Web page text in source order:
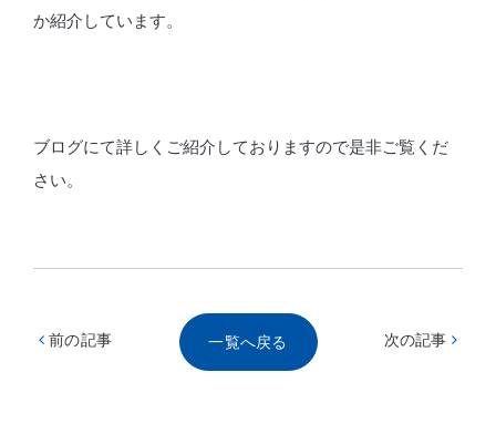
か紹介しています。
ブログにて詳しくご紹介しておりますので是非ご覧くだ
さい。
一覧へ戻る
前の記事 次の記事